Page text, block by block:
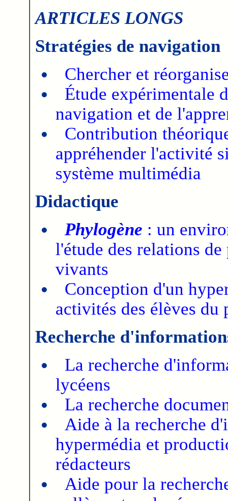
ARTICLES LONGS
Stratégies de navigation
Chercher et
Étude expérimentale
navigation et de
Contribution
appréhender l'activité
système multimédia
Didactique
Phylogène : un
l'étude des relations de
vivants
Conception d'un
activités des élèves du
Recherche
La recherche
lycéens
La recherche
Aide à la recherche
hypermédia et
rédacteurs
Aide pour la